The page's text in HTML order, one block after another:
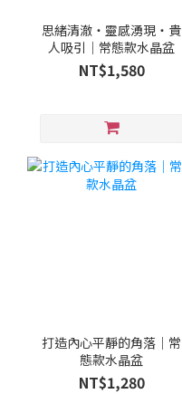
思緒清澈・靈感湧現・貴
人吸引｜常態款水晶盆
NT$1,580
打造內心平靜的角落｜常
態款水晶盆
NT$1,280